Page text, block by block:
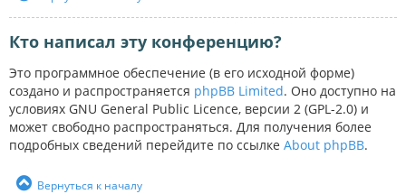
Кто написал эту конференцию?
Это программное обеспечение (в его исходной форме)
создано и распространяется phpBB Limited. Оно доступно на
условиях GNU General Public Licence, версии 2 (GPL-2.0) и
может свободно распространяться. Для получения более
подробных сведений перейдите по ссылке About phpBB.
Вернуться к началу